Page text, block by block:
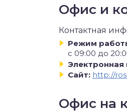
Офис и
Контактная
Режим
с 09:00 до
Электронная
Сайт: http://
Офис на